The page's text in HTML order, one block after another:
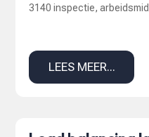
3140 inspectie,
LEES MEER...